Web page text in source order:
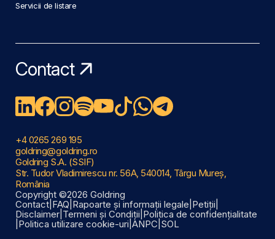
Servicii de listare
Contact
+4 0265 269 195
goldring@goldring.ro
Goldring S.A. (SSIF)
Str. Tudor Vladimirescu nr. 56A, 540014, Târgu Mureș,
România
Copyright ©2026 Goldring
Contact FAQ Rapoarte și informații legale Petiții
Disclaimer Termeni și Condiții Politica de confidențialitate
Politica utilizare cookie-uri ANPC SOL